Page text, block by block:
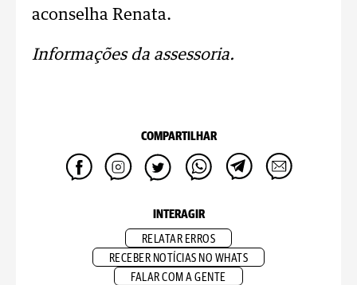
aconselha Renata.
Informações da assessoria.
COMPARTILHAR
INTERAGIR
RELATAR ERROS
RECEBER NOTÍCIAS NO WHATS
FALAR COM A GENTE